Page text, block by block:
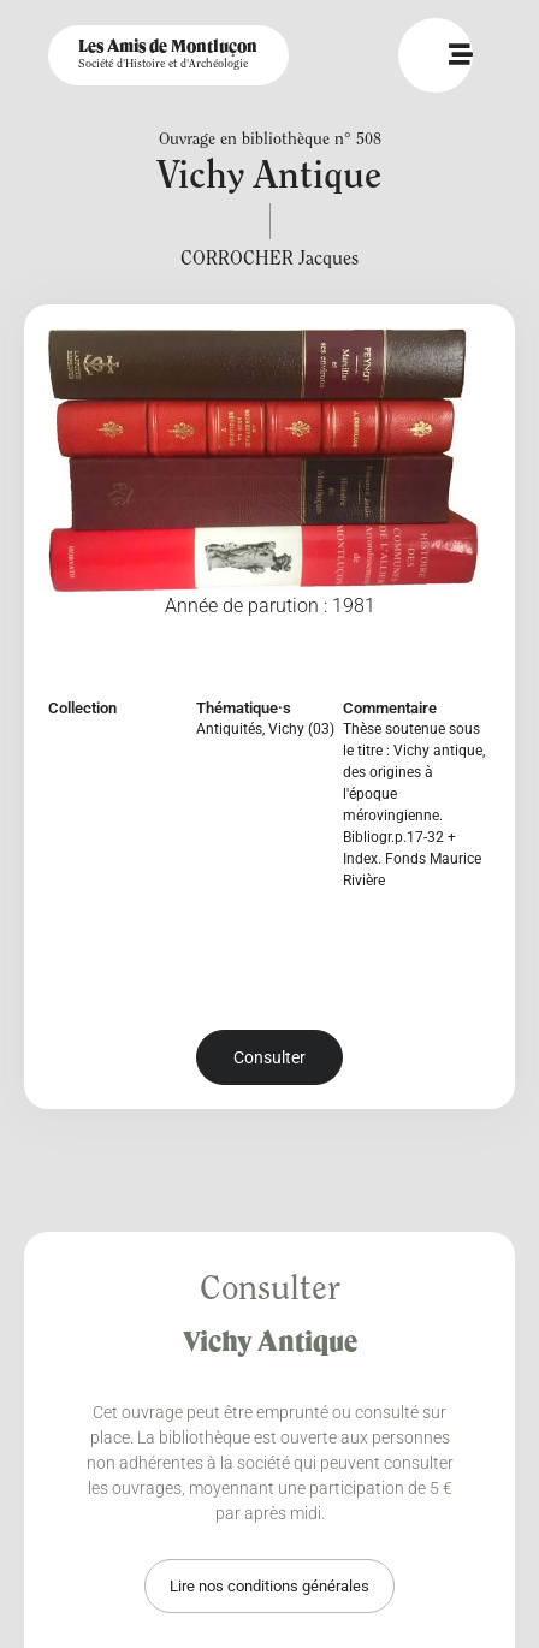
Les Amis de Montluçon
Société d'Histoire et d'Archéologie
Ouvrage en bibliothèque n° 508
Vichy Antique
CORROCHER Jacques
Année de parution : 1981
Collection Thématique·s
Antiquités, Vichy (03)
Commentaire
Thèse soutenue sous
le titre : Vichy antique,
des origines à
l'époque
mérovingienne.
Bibliogr.p.17-32 +
Index. Fonds Maurice
Rivière
Consulter
Consulter
Vichy Antique
Cet ouvrage peut être emprunté ou consulté sur
place. La bibliothèque est ouverte aux personnes
non adhérentes à la société qui peuvent consulter
les ouvrages, moyennant une participation de 5 €
par après midi.
Lire nos conditions générales